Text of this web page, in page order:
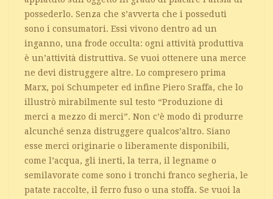
possederlo. Senza che s’avverta che i posseduti
sono i consumatori. Essi vivono dentro ad un
inganno, una frode occulta: ogni attività produttiva
è un’attività distruttiva. Se vuoi ottenere una merce
ne devi distruggere altre. Lo compresero prima
Marx, poi Schumpeter ed infine Piero Sraffa, che lo
illustrò mirabilmente sul testo “Produzione di
merci a mezzo di merci”. Non c’è modo di produrre
alcunché senza distruggere qualcos’altro. Siano
esse merci originarie o liberamente disponibili,
come l’acqua, gli inerti, la terra, il legname o
semilavorate come sono i tronchi franco segheria, le
patate raccolte, il ferro fuso o una stoffa. Se vuoi la